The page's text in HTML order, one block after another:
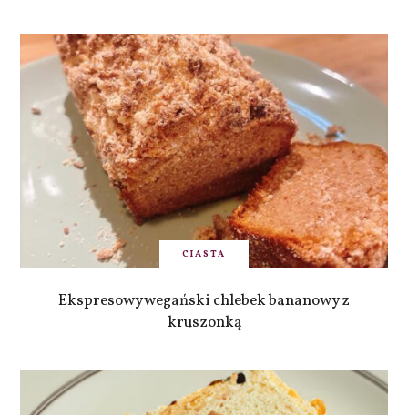
CIASTA
Ekspresowy wegański chlebek bananowy z
kruszonką